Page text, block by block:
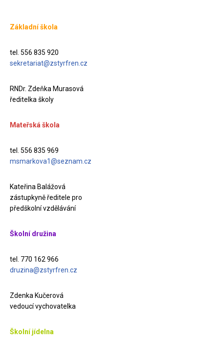
Základní škola
tel. 556 835 920
sekretariat@zstyrfren.cz
RNDr. Zdeňka Murasová
ředitelka školy
Mateřská škola
tel. 556 835 969
msmarkova1@seznam.cz
Kateřina Balážová
zástupkyně ředitele pro
předškolní vzdělávání
Školní družina
tel. 770 162 966
druzina@zstyrfren.cz
Zdenka Kučerová
vedoucí vychovatelka
Školní jídelna